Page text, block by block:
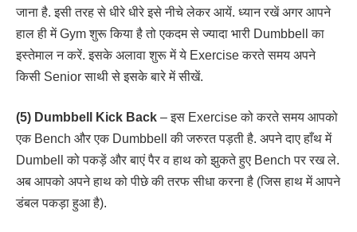
जाना है. इसी तरह से धीरे धीरे इसे नीचे लेकर आयें. ध्यान रखें अगर आपने
हाल ही में Gym शुरू किया है तो एकदम से ज्यादा भारी Dumbbell का
इस्तेमाल न करें. इसके अलावा शुरू में ये Exercise करते समय अपने
किसी Senior साथी से इसके बारे में सीखें.
(5) Dumbbell Kick Back – इस Exercise को करते समय आपको
एक Bench और एक Dumbbell की जरुरत पड़ती है. अपने दाए हाँथ में
Dumbell को पकड़ें और बाएं पैर व हाथ को झुकते हुए Bench पर रख ले.
अब आपको अपने हाथ को पीछे की तरफ सीधा करना है (जिस हाथ में आपने
डंबल पकड़ा हुआ है).